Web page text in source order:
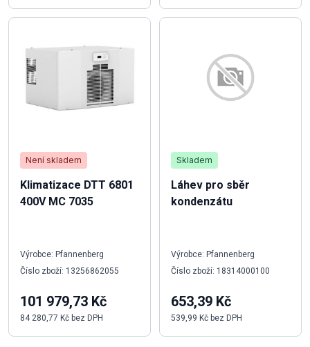
Není skladem
Klimatizace DTT 6801
400V MC 7035
Výrobce: Pfannenberg
Číslo zboží: 13256862055
101 979,73 Kč
84 280,77 Kč bez DPH
Skladem
Láhev pro sběr
kondenzátu
Výrobce: Pfannenberg
Číslo zboží: 18314000100
653,39 Kč
539,99 Kč bez DPH